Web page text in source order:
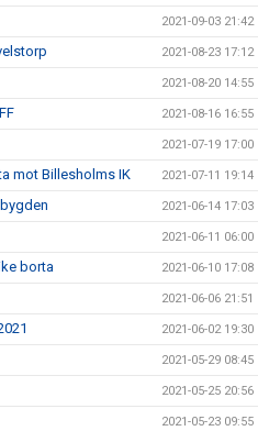
2021-09-03 21:42
2021-08-23 17:12
2021-08-20 14:55
2021-08-16 16:55
2021-07-19 17:00
mot Billesholms IK 2021-07-11 19:14
2021-06-14 17:03
2021-06-11 06:00
borta 2021-06-10 17:08
2021-06-06 21:51
2021-06-02 19:30
2021-05-29 08:45
2021-05-25 20:56
2021-05-23 09:55